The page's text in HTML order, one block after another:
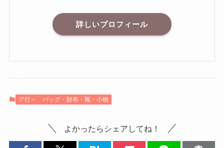
詳しいプロフィール
ア行～ バッグ・財布・靴・小物
よかったらシェアしてね！